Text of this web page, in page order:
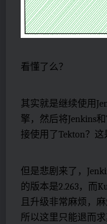
看懂了么？
其实就是继续使用
擎，然后将Jenkins
接使用了Tekton？这
但是悲剧来了，
的版本是2.263，而
且升级非常麻烦，
所以这里只能退而